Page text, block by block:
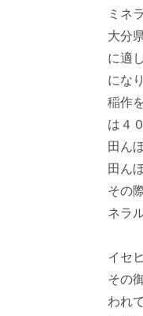
ミネ
大分
に適
にな
稲作
は４
田ん
田ん
その
ネラ
イセ
その
われ